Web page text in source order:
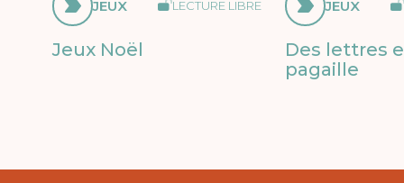
JEUX LECTURE LIBRE
Jeux Noël
JEUX
Des lettres
pagaille